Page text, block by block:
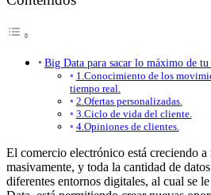
Big Data para sacar lo máximo de
1.Conocimiento de los
tiempo real.
2.Ofertas personalizadas.
3.Ciclo de vida del cliente.
4.Opiniones de clientes.
El comercio electrónico está creciendo
masivamente, y toda la cantidad de
diferentes entornos digitales, al cual se